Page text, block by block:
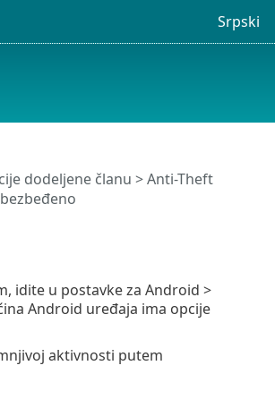
Srpski
dodeljene članu >Anti-Theft
idite u postavke za Android >
Android uređaja ima opcije
aktivnosti putem